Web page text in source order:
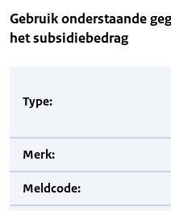
Gebruik onderstaande
het subsidiebedrag
Type:
Merk:
Meldcode: